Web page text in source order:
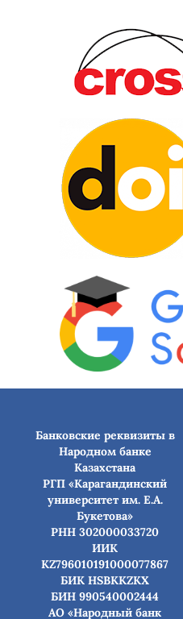
Банковские реквизиты в
Народном банке
Казахстана
РГП «Карагандинский
университет им. Е.А.
Букетова»
РНН 302000033720
ИИК
KZ796010191000077867
БИК HSBKKZKX
БИН 990540002444
АО «Народный банк